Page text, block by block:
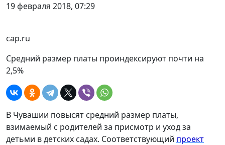
19 февраля 2018, 07:29
cap.ru
Средний размер платы проиндексируют почти на
2,5%
В Чувашии повысят средний размер платы,
взимаемый с родителей за присмотр и уход за
детьми в детских садах. Соответствующий проект